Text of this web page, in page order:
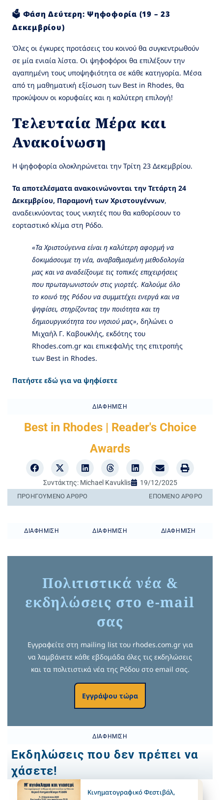
🗳️ Φάση Δεύτερη: Ψηφοφορία (19 – 23
Δεκεμβρίου)
Όλες οι έγκυρες προτάσεις του κοινού θα συγκεντρωθούν
σε μία ενιαία λίστα. Οι ψηφοφόροι θα επιλέξουν την
αγαπημένη τους υποψηφιότητα σε κάθε κατηγορία. Μέσα
από τη μαθηματική εξίσωση των Best in Rhodes, θα
προκύψουν οι κορυφαίες και η καλύτερη επιλογή!
Τελευταία Μέρα και
Ανακοίνωση
Η ψηφοφορία ολοκληρώνεται την Τρίτη 23 Δεκεμβρίου.
Τα αποτελέσματα ανακοινώνονται την Τετάρτη 24
Δεκεμβρίου, Παραμονή των Χριστουγέννων,
αναδεικνύοντας τους νικητές που θα καθορίσουν το
εορταστικό κλίμα στη Ρόδο.
«Τα Χριστούγεννα είναι η καλύτερη αφορμή να
δοκιμάσουμε τη νέα, αναβαθμισμένη μεθοδολογία
μας και να αναδείξουμε τις τοπικές επιχειρήσεις
που πρωταγωνιστούν στις γιορτές. Καλούμε όλο
το κοινό της Ρόδου να συμμετέχει ενεργά και να
ψηφίσει, στηρίζοντας την ποιότητα και τη
δημιουργικότητα του νησιού μας», δηλώνει ο
Μιχαήλ Γ. Καβουκλής, εκδότης του
Rhodes.com.gr και επικεφαλής της επιτροπής
των Best in Rhodes.
Πατήστε εδώ για να ψηφίσετε
ΔΙΑΦΉΜΙΣΗ
Best in Rhodes | Reader's Choice
Awards
Συντάκτης:Michael Kavuklis 19/12/2025
ΠΡΟΗΓΟΎΜΕΝO ΆΡΘΡΟ ΕΠΌΜΕΝΟ ΆΡΘΡΟ
ΔΙΑΦΉΜΙΣΗ ΔΙΑΦΉΜΙΣΗ ΔΙΑΦΉΜΙΣΗ
Πολιτιστικά νέα &
εκδηλώσεις στο e-mail
σας
Εγγραφείτε στη mailing list του rhodes.com.gr για
να λαμβάνετε κάθε εβδομάδα όλες τις εκδηλώσεις
και τα πολιτιστικά νέα της Ρόδου στο email σας.
Εγγράψου τώρα
ΔΙΑΦΉΜΙΣΗ
Εκδηλώσεις που δεν πρέπει να
χάσετε!
Κινηματογραφικό Φεστιβάλ,